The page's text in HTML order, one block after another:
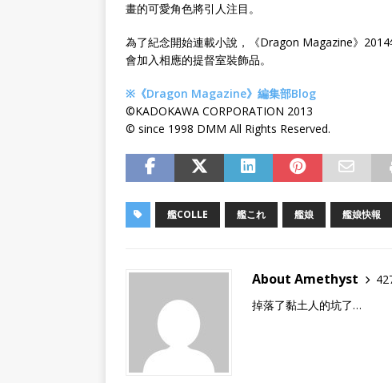
畫的可愛角色將引人注目。
為了紀念開始連載小說，《Dragon Magazine》
會加入相應的提督室裝飾品。
※《Dragon Magazine》編集部Blog
©KADOKAWA CORPORATION 2013
© since 1998 DMM All Rights Reserved.
艦COLLE 艦これ 艦娘 艦娘快報
About Amethyst
掉落了黏土人的坑了…